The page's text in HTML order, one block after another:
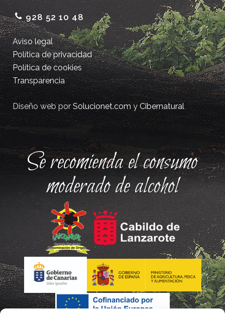
928 52 10 48
Aviso legal
Política de privacidad
Política de cookies
Transparencia
Diseño web porSolucionet.comyCibernatural
Se recomienda el consumo
moderado de alcohol